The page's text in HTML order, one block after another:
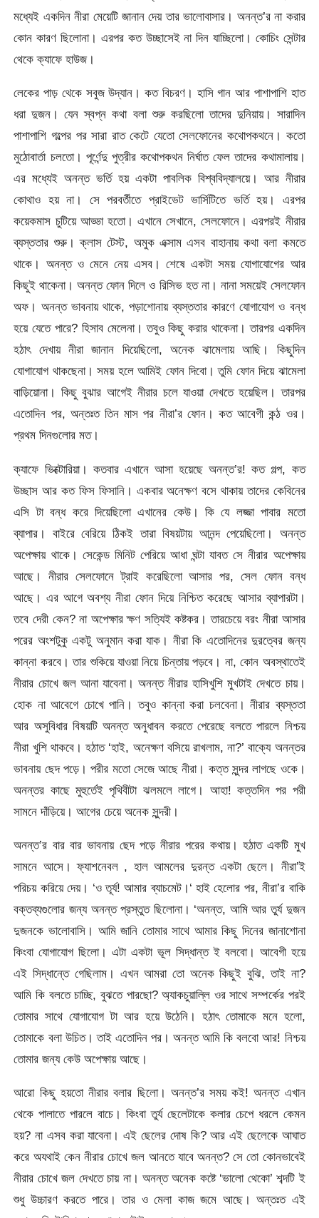
মধ্যেই একদিন নীরা মেয়েটি জানান দেয় তার ভালোবাসার। অনন্ত’র না করার
কোন কারণ ছিলোনা। এরপর কত উচ্ছাসেই না দিন যাচ্ছিলো। কোচিং সেন্টার
থেকে ক্যাফে হাউজ।
লেকের পাড় থেকে সবুজ উদ্যান। কত বিচরণ। হাসি গান আর পাশাপাশি হাত
ধরা দুজন। যেন স্বপ্ন কথা বলা শুরু করছিলো তাদের দুনিয়ায়। সারাদিন
পাশাপাশি গল্পের পর সারা রাত কেটে যেতো সেলফোনের কথোপকথনে। কতো
মুঠোবার্তা চলতো। পূর্ণেন্দু পুত্রীর কথোপকথন নির্ঘাত ফেল তাদের কথামালায়।
এর মধ্যেই অনন্ত ভর্তি হয় একটা পাবলিক বিশ্ববিদ্যালয়ে। আর নীরার
কোথাও হয় না। সে পরবর্তীতে প্রাইভেট ভার্সিটিতে ভর্তি হয়। এরপর
কয়েকমাস চুটিয়ে আড্ডা হতো। এখানে সেখানে, সেলফোনে। এরপরই নীরার
ব্যস্ততার শুরু। ক্লাস টেস্ট, অমুক এক্সাম এসব বাহানায় কথা বলা কমতে
থাকে। অনন্ত ও মেনে নেয় এসব। শেষে একটা সময় যোগাযোগের আর
কিছুই থাকেনা। অনন্ত ফোন দিলে ও রিসিভ হত না। নানা সময়েই সেলফোন
অফ। অনন্ত ভাবনায় থাকে, পড়াশোনায় ব্যস্ততার কারণে যোগাযোগ ও বন্ধ
হয়ে যেতে পারে? হিসাব মেলেনা। তবুও কিছু করার থাকেনা। তারপর একদিন
হঠাৎ দেখায় নীরা জানান দিয়েছিলো, অনেক ঝামেলায় আছি। কিছুদিন
যোগাযোগ থাকছেনা। সময় হলে আমিই ফোন দিবো। তুমি ফোন দিয়ে ঝামেলা
বাড়িয়োনা। কিছু বুঝার আগেই নীরার চলে যাওয়া দেখতে হয়েছিল। তারপর
এতোদিন পর, অন্তঃত তিন মাস পর নীরা’র ফোন। কত আবেগী কন্ঠ ওর।
প্রথম দিনগুলোর মত।
ক্যাফে ভিক্টোরিয়া। কতবার এখানে আসা হয়েছে অনন্ত’র! কত গল্প, কত
উচ্ছাস আর কত ফিস ফিসানি। একবার অনেক্ষণ বসে থাকায় তাদের কেবিনের
এসি টা বন্ধ করে দিয়েছিলো এখানের কেউ। কি যে লজ্জা পাবার মতো
ব্যাপার। বাইরে বেরিয়ে ঠিকই তারা বিষয়টায় আনন্দ পেয়েছিলো। অনন্ত
অপেক্ষায় থাকে। সেকেন্ড মিনিট পেরিয়ে আধা ঘন্টা যাবত সে নীরার অপেক্ষায়
আছে। নীরার সেলফোনে ট্রাই করেছিলো আসার পর, সেল ফোন বন্ধ
আছে। এর আগে অবশ্য নীরা ফোন দিয়ে নিশ্চিত করেছে আসার ব্যাপারটা।
তবে দেরী কেন? না অপেক্ষার ক্ষণ সত্যিই কষ্টকর। তারচেয়ে বরং নীরা আসার
পরের অংশটুকু একটু অনুমান করা যাক। নীরা কি এতোদিনের দুরত্বের জন্য
কান্না করবে। তার শুকিয়ে যাওয়া নিয়ে চিন্তায় পড়বে। না, কোন অবস্থাতেই
নীরার চোখে জল আনা যাবেনা। অনন্ত নীরার হাসিখুশি মুখটাই দেখতে চায়।
হোক না আবেগে চোখে পানি। তবুও কান্না করা চলবেনা। নীরার ব্যস্ততা
আর অসুবিধার বিষয়টি অনন্ত অনুধাবন করতে পেরেছে বলতে পারলে নিশ্চয়
নীরা খুশি থাকবে। হঠাত ‘হাই, অনেক্ষণ বসিয়ে রাখলাম, না?’ বাক্যে অনন্তর
ভাবনায় ছেদ পড়ে। পরীর মতো সেজে আছে নীরা। কত্ত সুন্দর লাগছে ওকে।
অনন্তর কাছে মুহুর্তেই পৃথিবীটা ঝলমলে লাগে। আহা! কত্তদিন পর পরী
সামনে দাঁড়িয়ে। আগের চেয়ে অনেক সুন্দরী।
অনন্ত’র বার বার ভাবনায় ছেদ পড়ে নীরার পরের কথায়। হঠাত একটি মুখ
সামনে আসে। ফ্যাশনেবল , হাল আমলের দুরন্ত একটা ছেলে। নীরা’ই
পরিচয় করিয়ে দেয়। ‘ও তূর্য! আমার ব্যাচমেট।‘ হাই হেলোর পর, নীরা’র বাকি
বক্তব্যগুলোর জন্য অনন্ত প্রস্তুত ছিলোনা। ‘অনন্ত, আমি আর তুর্য দুজন
দুজনকে ভালোবাসি। আমি জানি তোমার সাথে আমার কিছু দিনের জানাশোনা
কিংবা যোগাযোগ ছিলো। এটা একটা ভূল সিদ্ধান্ত ই বলবো। আবেগী হয়ে
এই সিদ্ধান্তে গেছিলাম। এখন আমরা তো অনেক কিছুই বুঝি, তাই না?
আমি কি বলতে চাচ্ছি, বুঝতে পারছো? অ্যাকচুয়াল্লি ওর সাথে সম্পর্কের পরই
তোমার সাথে যোগাযোগ টা আর হয়ে উঠেনি। হঠাৎ তোমাকে মনে হলো,
তোমাকে বলা উচিত। তাই এতোদিন পর। অনন্ত আমি কি বলবো আর! নিশ্চয়
তোমার জন্য কেউ অপেক্ষায় আছে।
আরো কিছু হয়তো নীরার বলার ছিলো। অনন্ত’র সময় কই! অনন্ত এখান
থেকে পালাতে পারলে বাচে। কিংবা তুর্য ছেলেটাকে কলার চেপে ধরলে কেমন
হয়? না এসব করা যাবেনা। এই ছেলের দোষ কি? আর এই ছেলেকে আঘাত
করে অযথাই কেন নীরার চোখে জল আনতে যাবে অনন্ত? সে তো কোনভাবেই
নীরার চোখে জল দেখতে চায় না। অনন্ত অনেক কষ্টে ‘ভালো থেকো’ শব্দটি ই
শুধু উচ্চারণ করতে পারে। তার ও মেলা কাজ জমে আছে। অন্তঃত এই